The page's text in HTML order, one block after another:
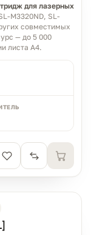
для лазерных
M3320ND, SL-
совместимых
— до 5 000
листа A4.